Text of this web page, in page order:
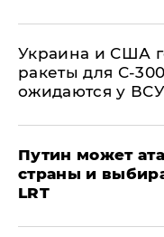
Украина и США
ракеты для С-
ожидаются у ВСУ
Путин может
страны и
LRT